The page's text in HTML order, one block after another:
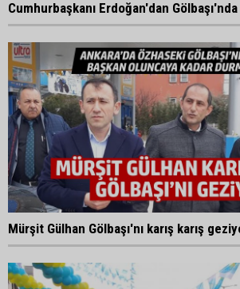
Cumhurbaşkanı Erdoğan'dan
Mürşit Gülhan Gölbaşı'nı karış karış